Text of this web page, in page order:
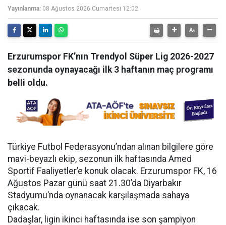
Yayınlanma: 08 Ağustos 2026 Cumartesi 12:02
Erzurumspor FK’nın Trendyol Süper Lig 2026-2027
sezonunda oynayacağı ilk 3 haftanın maç programı
belli oldu.
Türkiye Futbol Federasyonu’ndan alınan bilgilere göre
mavi-beyazlı ekip, sezonun ilk haftasında Amed
Sportif Faaliyetler’e konuk olacak. Erzurumspor FK, 16
Ağustos Pazar günü saat 21.30’da Diyarbakır
Stadyumu’nda oynanacak karşılaşmada sahaya
çıkacak.
Dadaşlar, ligin ikinci haftasında ise son şampiyon